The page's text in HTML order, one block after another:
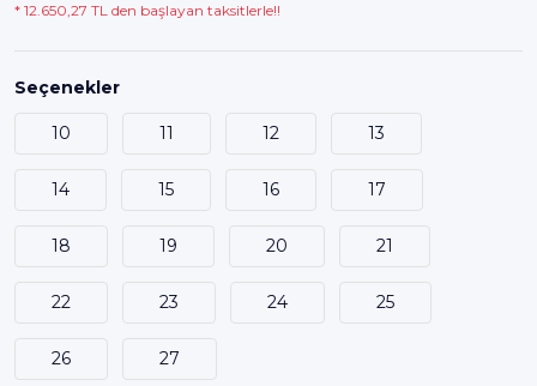
* 12.650,27 TL den başlayan taksitlerle!!
Seçenekler
10 11 12 13
14 15 16 17
18 19 20 21
22 23 24 25
26 27